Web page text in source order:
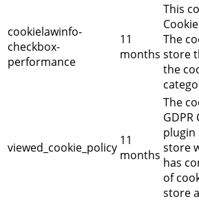
cookielawinfo-
checkbox-
performance
11
months
This
The
store
the
viewed_cookie_policy 11
months
The
GDPR
plugin
store
has
of
store